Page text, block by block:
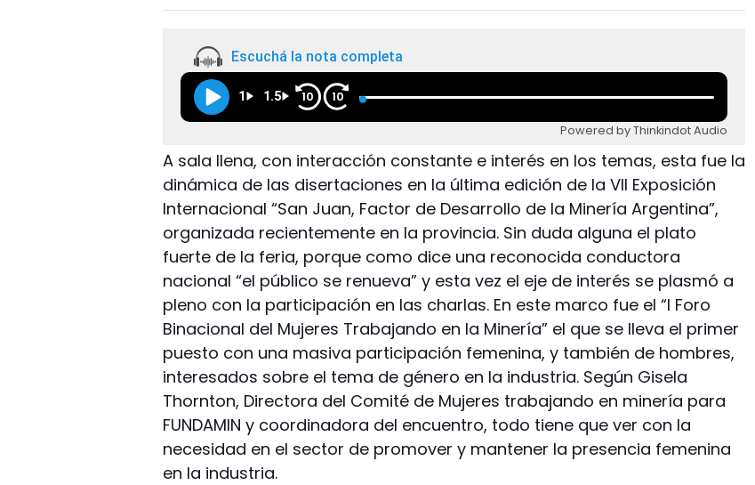
Escuchá la nota completa
1 1.5 10 10
Powered by Thinkindot Audio
A sala llena, con interacción constante e interés en los temas, esta fue la
dinámica de las disertaciones en la última edición de la VII Exposición
Internacional “San Juan, Factor de Desarrollo de la Minería Argentina”,
organizada recientemente en la provincia. Sin duda alguna el plato
fuerte de la feria, porque como dice una reconocida conductora
nacional “el público se renueva” y esta vez el eje de interés se plasmó a
pleno con la participación en las charlas. En este marco fue el “I Foro
Binacional del Mujeres Trabajando en la Minería” el que se lleva el primer
puesto con una masiva participación femenina, y también de hombres,
interesados sobre el tema de género en la industria. Según Gisela
Thornton, Directora del Comité de Mujeres trabajando en minería para
FUNDAMIN y coordinadora del encuentro, todo tiene que ver con la
necesidad en el sector de promover y mantener la presencia femenina
en la industria.